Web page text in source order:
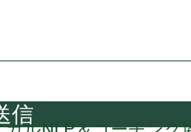
信